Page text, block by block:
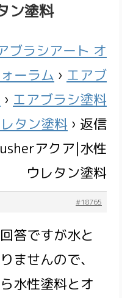
ン塗料
ブラシアート オ
ーラム › エアブ
› エアブラシ塗料
タン塗料 › 返信
アクア|水性
ウレタン塗料
#18765
答ですが水と
ませんので、
水性塗料とオ